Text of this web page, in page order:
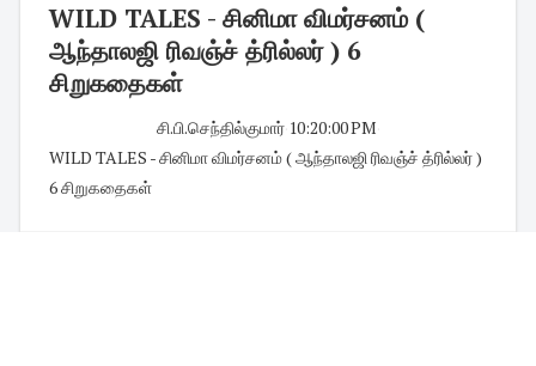
WILD TALES - சினிமா விமர்சனம் (
ஆந்தாலஜி ரிவஞ்ச் த்ரில்லர் ) 6
சிறுகதைகள்
சி.பி.செந்தில்குமார்· 10:20:00 PM
WILD TALES - சினிமா விமர்சனம் ( ஆந்தாலஜி ரிவஞ்ச் த்ரில்லர் )
6 சிறுகதைகள்